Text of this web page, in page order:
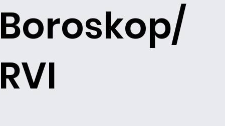
Boroskop/
RVI